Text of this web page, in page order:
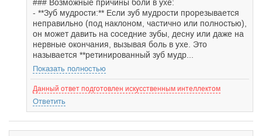
### Возможные причины боли в ухе:
- **Зуб мудрости:** Если зуб мудрости прорезывается
неправильно (под наклоном, частично или полностью),
он может давить на соседние зубы, десну или даже на
нервные окончания, вызывая боль в ухе. Это
называется **ретинированный зуб мудр...
Показать полностью
Данный ответ подготовлен искусственным интеллектом
Ответить